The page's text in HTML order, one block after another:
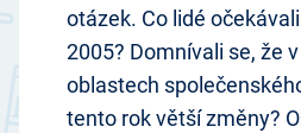
otázek. Co lidé
2005? Domnívali se, že
oblastech
tento rok větší změny?